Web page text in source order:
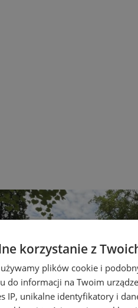
korzystanie z
plików cookie i
do informacji na Twoim
IP, unikalne identyfikatory i